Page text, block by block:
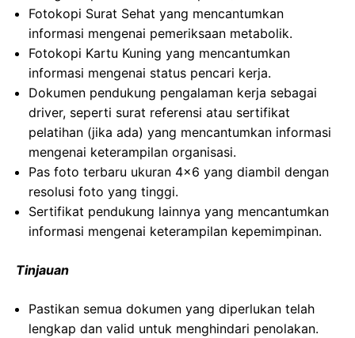
Fotokopi Surat Sehat yang mencantumkan
informasi mengenai pemeriksaan metabolik.
Fotokopi Kartu Kuning yang mencantumkan
informasi mengenai status pencari kerja.
Dokumen pendukung pengalaman kerja sebagai
driver, seperti surat referensi atau sertifikat
pelatihan (jika ada) yang mencantumkan informasi
mengenai keterampilan organisasi.
Pas foto terbaru ukuran 4×6 yang diambil dengan
resolusi foto yang tinggi.
Sertifikat pendukung lainnya yang mencantumkan
informasi mengenai keterampilan kepemimpinan.
Tinjauan
Pastikan semua dokumen yang diperlukan telah
lengkap dan valid untuk menghindari penolakan.